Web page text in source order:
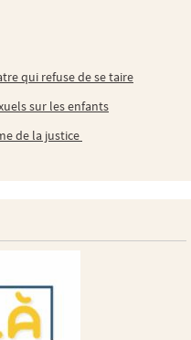
qui refuse de se taire
sur les enfants
de la justice